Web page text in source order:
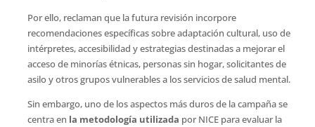
Por ello, reclaman que la futura revisión incorpore
recomendaciones específicas sobre adaptación cultural, uso de
intérpretes, accesibilidad y estrategias destinadas a mejorar el
acceso de minorías étnicas, personas sin hogar, solicitantes de
asilo y otros grupos vulnerables a los servicios de salud mental.
Sin embargo, uno de los aspectos más duros de la campaña se
centra en la metodología utilizada por NICE para evaluar la